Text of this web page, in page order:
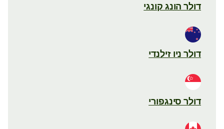
דולר הונג קונגי
דולר ניו זילנדי
דולר סינגפורי